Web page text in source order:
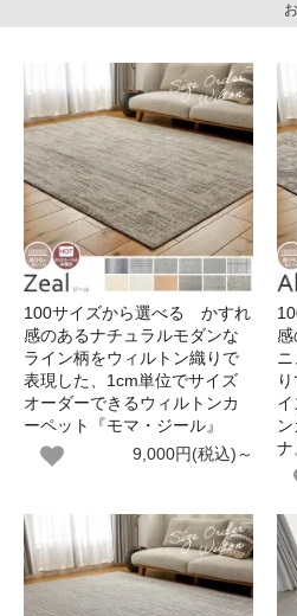
100サイズから選べる かすれ
感のあるナチュラルモダンな
ライン柄をウィルトン織りで
表現した、1cm単位でサイズ
オーダーできるウィルトンカ
ーペット『モマ・ジール』
9,000円(税込)～
感
ナ